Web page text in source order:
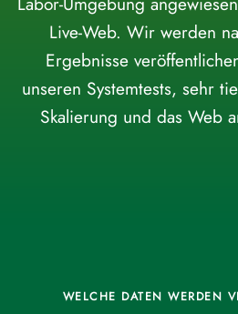
Live-Web. Wir werden
Ergebnisse
unseren Systemtests, sehr
Skalierung und das Web
WELCHE DATEN WERDEN